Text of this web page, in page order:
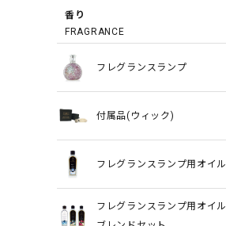
香り
FRAGRANCE
フレグランスランプ
付属品(ウィック)
フレグランスランプ用オイル
フレグランスランプ用オイル